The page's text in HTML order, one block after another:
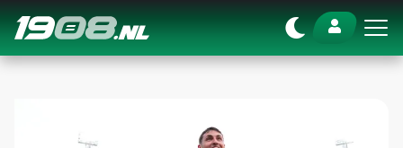
Navigation